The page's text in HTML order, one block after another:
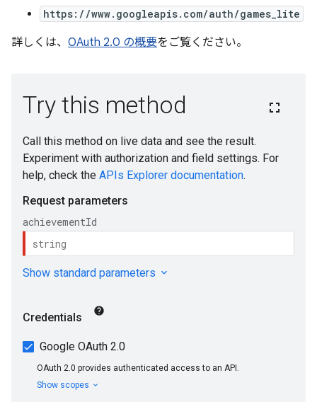
https://www.googleapis.com/auth/games_lite
詳しくは、 OAuth 2.0 の概要をご覧ください。